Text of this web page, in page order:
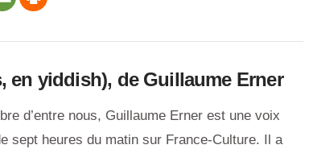
en yiddish), de Guillaume Erner
d’entre nous, Guillaume Erner est une voix
sept heures du matin sur France-Culture. Il a